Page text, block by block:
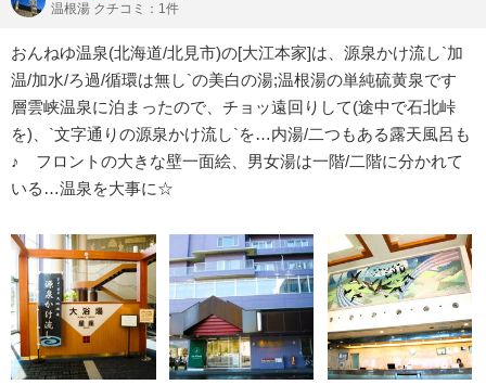
温根湯 クチコミ：1件
おんねゆ温泉(北海道/北見市)の[大江本家]は、源泉かけ流し`加
温/加水/ろ過/循環は無し`の美白の湯;温根湯の単純硫黄泉です
層雲峡温泉に泊まったので、チョッ遠回りして(途中で石北峠
を)、`文字通りの源泉かけ流し`を…内湯/二つもある露天風呂も
♪ フロントの大きな壁一面絵、男女湯は一階/二階に分かれて
いる…温泉を大事に☆